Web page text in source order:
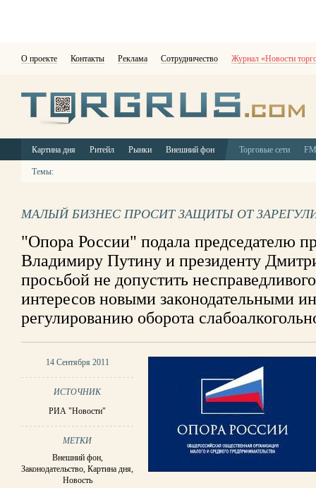
О проекте Контакты Реклама Сотрудничество Журнал «Новости
Картина дня Ритейл Рынки Внешний фон Торговые сети
Темы:
МАЛЫЙ БИЗНЕС ПРОСИТ ЗАЩИТЫ ОТ
"Опора России" подала председателю
Владимиру Путину и президенту
просьбой не допустить
интересов новыми законодательными
регулированию оборота
14 Сентября 2011
ИСТОЧНИК
РИА "Новости"
МЕТКИ
Внешний фон,
Законодательство,Картина дня,
Новость